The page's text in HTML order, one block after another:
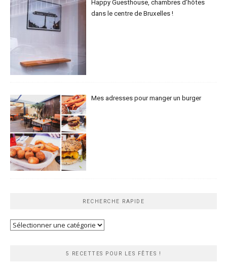
Happy Guesthouse, chambres d’hôtes
dans le centre de Bruxelles !
Mes adresses pour manger un burger
RECHERCHE RAPIDE
Recherche
5 RECETTES POUR LES FÊTES !